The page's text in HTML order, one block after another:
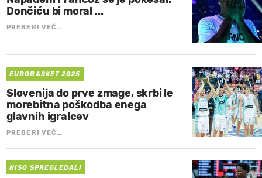
Dončiću bi moral ...
PREBERI VEČ…
EUROBASKET 2025
Slovenija do prve zmage, skrbi le
morebitna poškodba enega
glavnih igralcev
PREBERI VEČ…
NISO SPREGLEDALI